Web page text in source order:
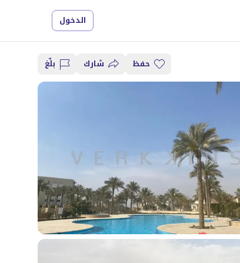
الدخول
حفظ شارك بلِّغ